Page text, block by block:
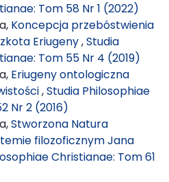
Tom 58 Nr 1 (2022)
Koncepcja przebóstwienia
Eriugeny,Studia
Tom 55 Nr 4 (2019)
Eriugeny ontologiczna
,Studia Philosophiae
Nr 2 (2016)
Stworzona Natura
filozoficznym Jana
Christianae: Tom 61